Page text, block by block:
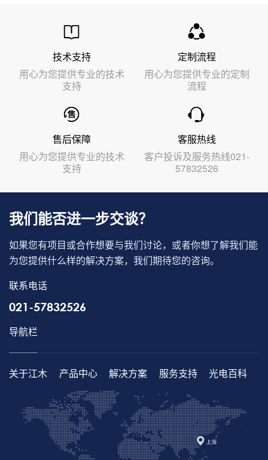
年深耕核心技术、坚持自主创新的重要成果。
技术支持
用心为您提供专业的技术
支持
定制流程
用心为您提供专业的定制
流程
售后保障
用心为您提供专业的技术
支持
客服热线
客户投诉及服务热线021-
57832526
我们能否进一步交谈？
如果您有项目或合作想要与我们讨论，或者你想了解我们能
为您提供什么样的解决方案，我们期待您的咨询。
联系电话
021-57832526
导航栏
关于江木 产品中心 解决方案 服务支持 光电百科